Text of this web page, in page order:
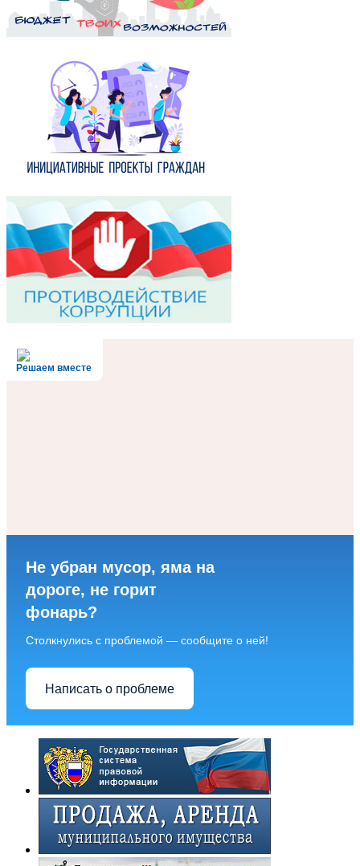
Решаем вместе
Не убран мусор, яма на
дороге, не горит
фонарь?
Столкнулись с проблемой — сообщите о ней!
Написать о проблеме